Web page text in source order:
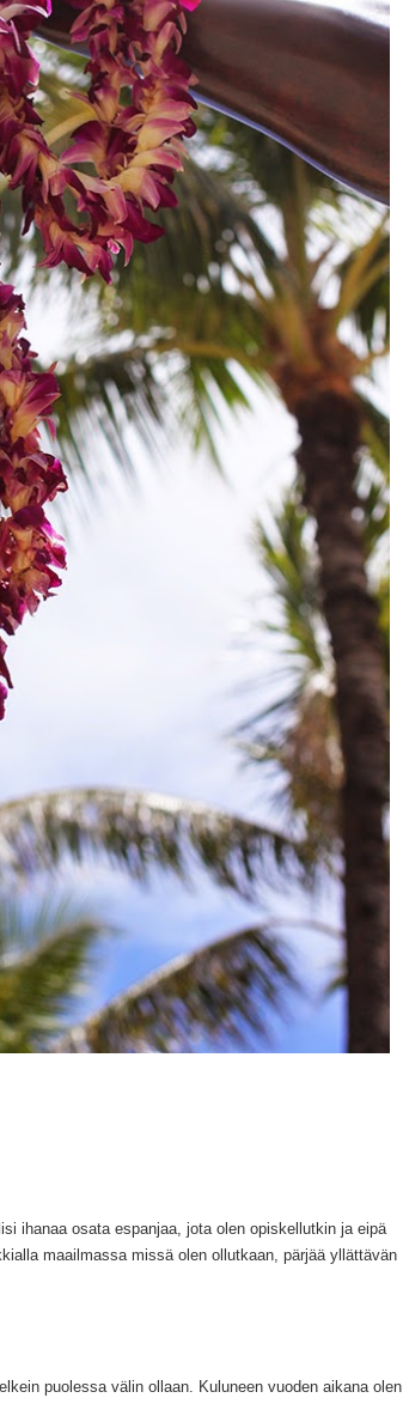
ihanaa osata espanjaa, jota olen opiskellutkin ja eipä
maailmassa missä olen ollutkaan, pärjää yllättävän
puolessa välin ollaan. Kuluneen vuoden aikana olen